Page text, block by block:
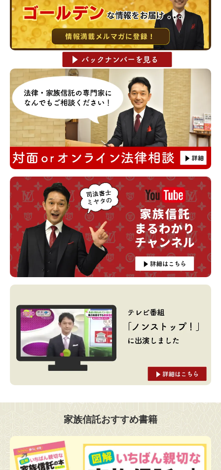
家族信託おすすめ書籍